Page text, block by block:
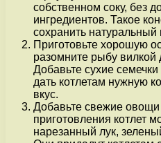
собственном соку, без
ингредиентов. Такое
сохранить
Приготовьте хорошую
разомните рыбу вилкой
Добавьте сухие
дать котлетам нужную
вкус.
Добавьте свежие овощи
приготовления котлет
нарезанный лук,